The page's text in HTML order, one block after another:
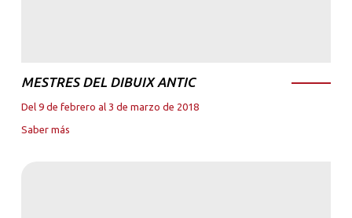
MESTRES DEL DIBUIX ANTIC
Del 9 de febrero al 3 de marzo de 2018
Saber más